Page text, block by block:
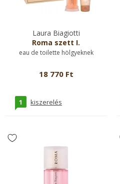
Laura Biagiotti
Roma szett I.
eau de toilette hölgyeknek
18 770 Ft
1 kiszerelés